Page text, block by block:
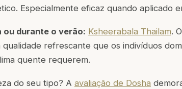
Especialmente eficaz quando aplicado
ou durante o verão: Ksheerabala Thailam.
refrescante que os indivíduos
quente requerem.
do seu tipo? A avaliação de Dosha